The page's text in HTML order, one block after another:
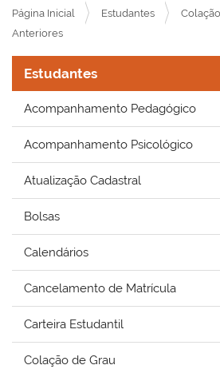
Página Inicial Estudantes
Anteriores
Estudantes
Acompanhamento Pedagógico
Acompanhamento Psicológico
Atualização Cadastral
Bolsas
Calendários
Cancelamento de Matrícula
Carteira Estudantil
Colação de Grau